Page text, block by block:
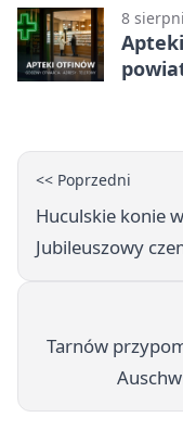
8
<< Poprzedni
Huculskie konie
Jubileuszowy
Tarnów